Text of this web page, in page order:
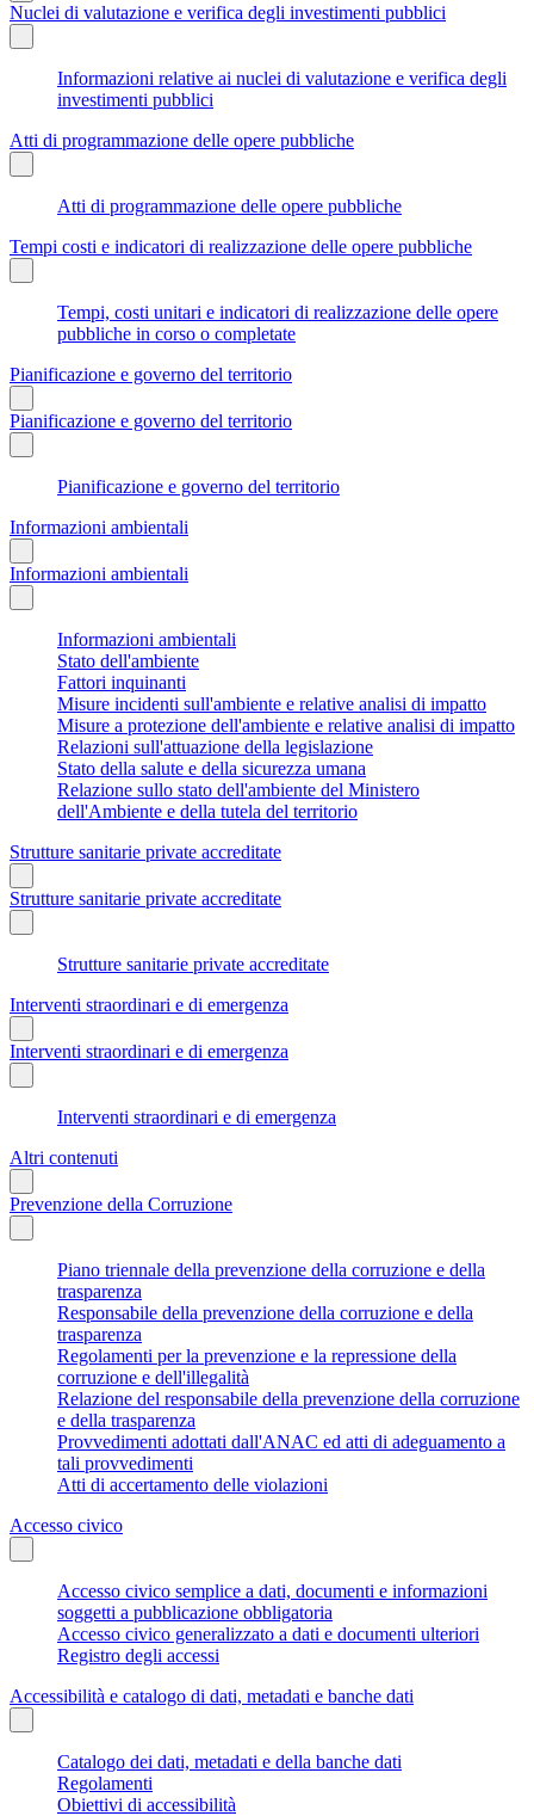
Nuclei di valutazione e verifica degli investimenti pubblici
Informazioni relative ai nuclei di valutazione e verifica degli
investimenti pubblici
Atti di programmazione delle opere pubbliche
Atti di programmazione delle opere pubbliche
Tempi costi e indicatori di realizzazione delle opere pubbliche
Tempi, costi unitari e indicatori di realizzazione delle opere
pubbliche in corso o completate
Pianificazione e governo del territorio
Pianificazione e governo del territorio
Pianificazione e governo del territorio
Informazioni ambientali
Informazioni ambientali
Informazioni ambientali
Stato dell'ambiente
Fattori inquinanti
Misure incidenti sull'ambiente e relative analisi di impatto
Misure a protezione dell'ambiente e relative analisi di impatto
Relazioni sull'attuazione della legislazione
Stato della salute e della sicurezza umana
Relazione sullo stato dell'ambiente del Ministero
dell'Ambiente e della tutela del territorio
Strutture sanitarie private accreditate
Strutture sanitarie private accreditate
Strutture sanitarie private accreditate
Interventi straordinari e di emergenza
Interventi straordinari e di emergenza
Interventi straordinari e di emergenza
Altri contenuti
Prevenzione della Corruzione
Piano triennale della prevenzione della corruzione e della
trasparenza
Responsabile della prevenzione della corruzione e della
trasparenza
Regolamenti per la prevenzione e la repressione della
corruzione e dell'illegalità
Relazione del responsabile della prevenzione della corruzione
e della trasparenza
Provvedimenti adottati dall'ANAC ed atti di adeguamento a
tali provvedimenti
Atti di accertamento delle violazioni
Accesso civico
Accesso civico semplice a dati, documenti e informazioni
soggetti a pubblicazione obbligatoria
Accesso civico generalizzato a dati e documenti ulteriori
Registro degli accessi
Accessibilità e catalogo di dati, metadati e banche dati
Catalogo dei dati, metadati e della banche dati
Regolamenti
Obiettivi di accessibilità